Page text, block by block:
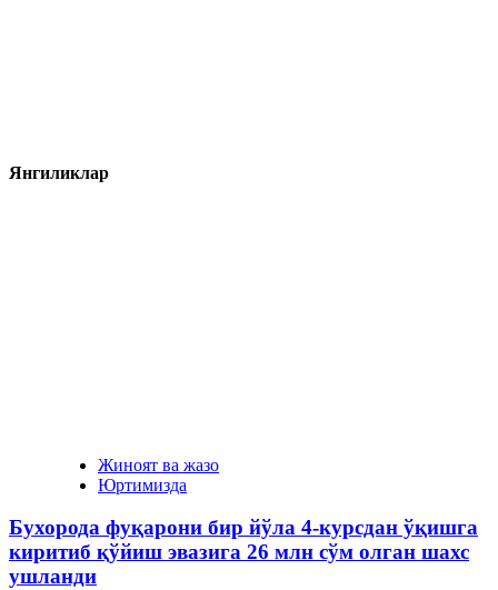
Янгиликлар
Жиноят ва жазо
Юртимизда
Бухорода фуқарони бир йўла 4-курсдан ўқишга
киритиб қўйиш эвазига 26 млн сўм олган шахс
ушланди